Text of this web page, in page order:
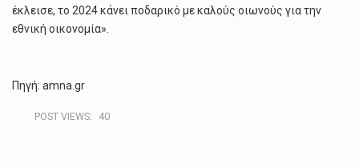
έκλεισε, το 2024 κάνει ποδαρικό με καλούς οιωνούς για την
εθνική οικονομία».
Πηγή: amna.gr
POST VIEWS: 40